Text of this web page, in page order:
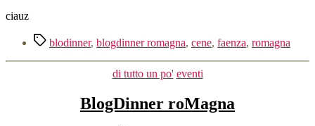
ciauz
Tagblodinner, blogdinner romagna, cene, faenza, romagna
Categorie
di tutto un po' eventi
BlogDinner roMagna